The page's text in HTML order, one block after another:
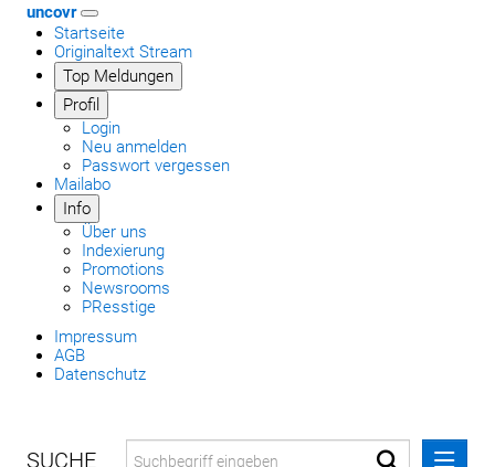
uncovr
Startseite
Originaltext Stream
Top Meldungen
Profil
Login
Neu anmelden
Passwort vergessen
Mailabo
Info
Über uns
Indexierung
Promotions
Newsrooms
PResstige
Impressum
AGB
Datenschutz